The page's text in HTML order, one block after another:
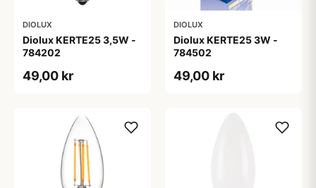
DIOLUX
Diolux KERTE25 3,5W -
784202
49,00 kr
DIOLUX
Diolux KERTE25 3W -
784502
49,00 kr